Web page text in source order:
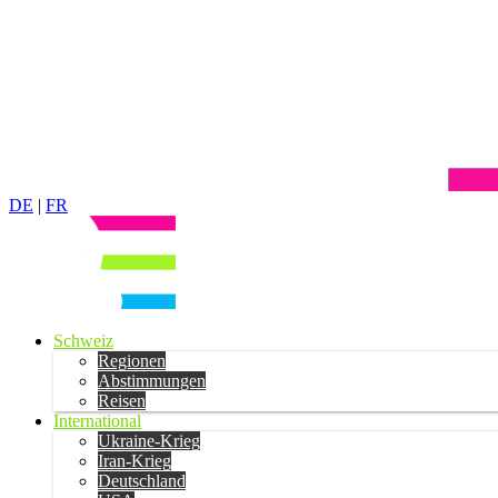
DE | FR
Schweiz
Regionen
Abstimmungen
Reisen
International
Ukraine-Krieg
Iran-Krieg
Deutschland